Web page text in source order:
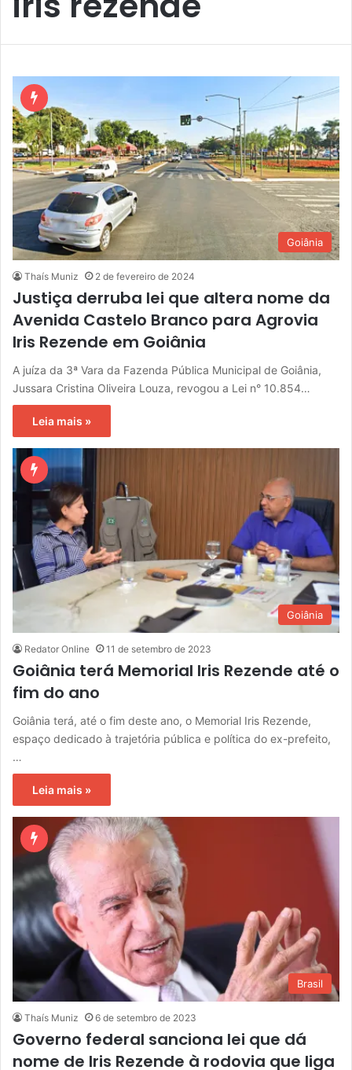
Goiânia
Thaís Muniz 2 de fevereiro de 2024
Justiça derruba lei que altera nome da
Avenida Castelo Branco para Agrovia
Iris Rezende em Goiânia
A juíza da 3ª Vara da Fazenda Pública Municipal de Goiânia,
Jussara Cristina Oliveira Louza, revogou a Lei n° 10.854…
Leia mais »
Goiânia
Redator Online 11 de setembro de 2023
Goiânia terá Memorial Iris Rezende até o
fim do ano
Goiânia terá, até o fim deste ano, o Memorial Iris Rezende,
espaço dedicado à trajetória pública e política do ex-prefeito,
…
Leia mais »
Brasil
Thaís Muniz 6 de setembro de 2023
Governo federal sanciona lei que dá
nome de Iris Rezende à rodovia que liga